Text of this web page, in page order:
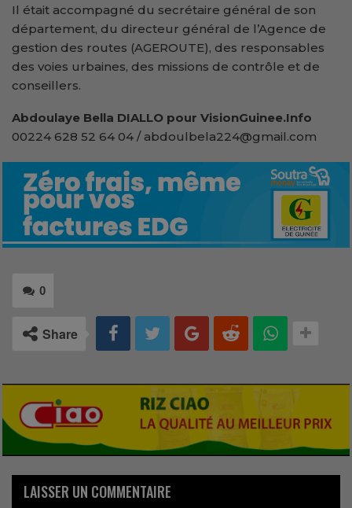
Il était accompagné du secrétaire général de son
département, du directeur général de l’Agence de
gestion des routes (AGEROUTE), des responsables
des voies urbaines, des missions de contrôle et de
conseillers.
Abdoulaye Bella DIALLO pour VisionGuinee.Info
00224 628 52 64 04 / abdoulbela224@gmail.com
0
Share
LAISSER UN COMMENTAIRE